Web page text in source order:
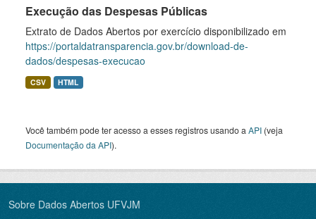
Execução das Despesas Públicas
Extrato de Dados Abertos por exercício disponibilizado em
https://portaldatransparencia.gov.br/download-de-
dados/despesas-execucao
CSV HTML
Você também pode ter acesso a esses registros usando a API (veja
Documentação da API).
Sobre Dados Abertos UFVJM